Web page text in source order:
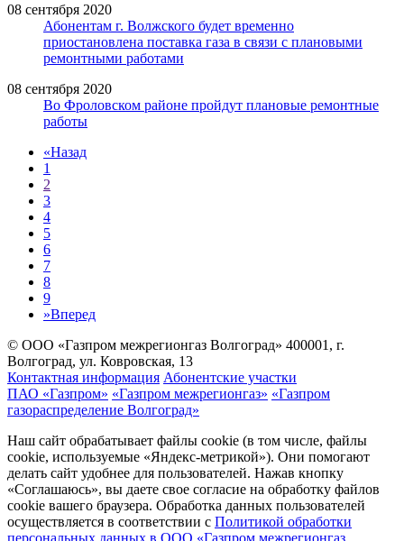
08 сентября 2020
Абонентам г. Волжского будет временно
приостановлена поставка газа в связи с плановыми
ремонтными работами
08 сентября 2020
Во Фроловском районе пройдут плановые ремонтные
работы
«Назад
1
2
3
4
5
6
7
8
9
»Вперед
© ООО «Газпром межрегионгаз Волгоград» 400001, г.
Волгоград, ул. Ковровская, 13
Контактная информация Абонентские участки
ПАО «Газпром» «Газпром межрегионгаз» «Газпром
газораспределение Волгоград»
Наш сайт обрабатывает файлы cookie (в том числе, файлы
cookie, используемые «Яндекс-метрикой»). Они помогают
делать сайт удобнее для пользователей. Нажав кнопку
«Соглашаюсь», вы даете свое согласие на обработку файлов
cookie вашего браузера. Обработка данных пользователей
осуществляется в соответствии с Политикой обработки
персональных данных в ООО «Газпром межрегионгаз